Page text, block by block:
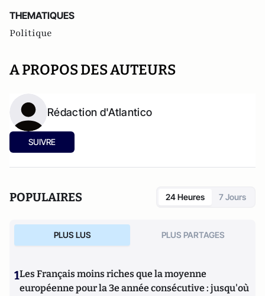
THEMATIQUES
Politique
A PROPOS DES AUTEURS
Rédaction d'Atlantico
SUIVRE
POPULAIRES 24 Heures 7 Jours
PLUS LUS PLUS PARTAGES
1Les Français moins riches que la moyenne
européenne pour la 3e année consécutive : jusqu'où